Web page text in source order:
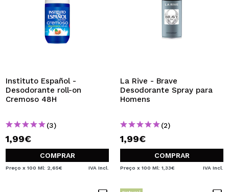
Instituto Español -
Desodorante roll-on
Cremoso 48H
(3)
1,99€
COMPRAR
Preço x 100 Ml: 2,65€ IVA Incl.
La Rive - Brave
Desodorante Spray para
Homens
(2)
1,99€
COMPRAR
Preço x 100 Ml: 1,33€ IVA Incl.